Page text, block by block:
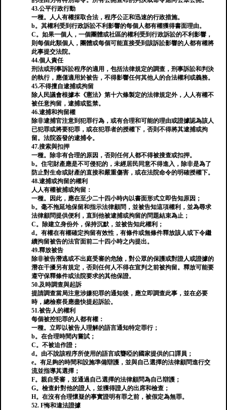
43.公平行政行動
一種。人人有權採取合法，程序公正和迅速的行政措施。
b。其權利受到行政訴訟不利影響的每個人都有權獲得書面理由。
C。如果一個人，一個團體或社區的權利受到行政訴訟的不利影響，
則每個此類個人，團體或每個可能直接受到該訴訟影響的人都有權將
此事提交法院。
44.個人責任
刑法或刑事訴訟程序的適用，包括法律規定的調查，刑事訴訟和判決
的執行，應僅適用於被告，不得影響任何其他人的合法權利或義務。
45.不得擅自逮捕或拘留
除人民議會根據本《憲法》第十六條製定的法律規定外，人人有權不
被任意拘留，逮捕或監禁。
46.逮捕和拘留權
除非逮捕官注意到犯罪行為，或有合理和可能的理由或證據認為該人
已犯罪或將要犯罪，或在犯罪者的授權下，否則不得將其逮捕或拘
留。法院簽發的逮捕令。
47.搜索與扣押
一種。除非有合理的原因，否則任何人都不得被搜查或扣押。
b。住宅財產應是不可侵犯的，未經居民同意不得進入，除非是為了
防止對生命或財產的直接和嚴重傷害，或在法院命令的明確授權下。
48.逮捕或拘留的權利
人人有權被捕或拘留：
一種。因此，應在至少二十四小時內以書面形式立即告知原因；
b。毫不拖延地保留和指示法律顧問，並被告知這項權利，並為尋求
法律顧問提供便利，直到他被逮捕或拘留的問題結束為止；
C。除建立身份外，保持沉默，並被告知此權利；
d。有權在有權確定拘留有效性，有條件或無條件釋放該人或下令繼
續拘留被告的法官面前二十四小時之內提出。
49.釋放被告
除非被告潛逃或不出庭受審的危險，對公眾的保護或對證人或證據的
潛在干擾另有規定，否則任何人不得在宣判之前被拘留。釋放可能要
遵守保釋條件或法院要求的其他保證。
50.及時調查與起訴
提請調查當局注意涉嫌犯罪的通知後，應立即調查此事，並在必要
時，總檢察長應盡快提起訴訟。
51.被告人的權利
每個被控犯罪的人都有權：
一種。立即以被告人理解的語言通知特定罪行；
b。在合理時間內嘗試；
C。不被迫作證；
d。由不說該程序所使用的語言或聾啞的國家提供的口譯員；
e。有足夠的時間和設施準備辯護，並與自己選擇的法律顧問進行交
流並指導其選擇；
F。親自受審，並通過自己選擇的法律顧問為自己辯護；
G。檢查針對他的證人，並獲得證人的出席和檢查；
H。在沒有合理懷疑的事實證明有罪之前，被假定為無罪。
52. F悔和違法證據